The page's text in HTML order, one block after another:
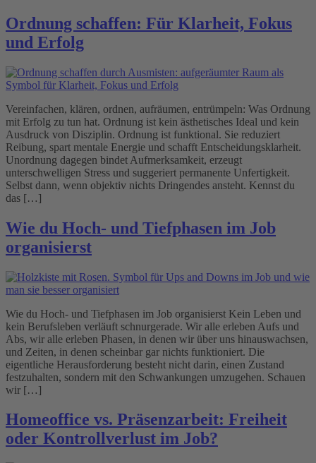
Ordnung schaffen: Für Klarheit, Fokus
und Erfolg
Vereinfachen, klären, ordnen, aufräumen, entrümpeln: Was Ordnung
mit Erfolg zu tun hat. Ordnung ist kein ästhetisches Ideal und kein
Ausdruck von Disziplin. Ordnung ist funktional. Sie reduziert
Reibung, spart mentale Energie und schafft Entscheidungsklarheit.
Unordnung dagegen bindet Aufmerksamkeit, erzeugt
unterschwelligen Stress und suggeriert permanente Unfertigkeit.
Selbst dann, wenn objektiv nichts Dringendes ansteht. Kennst du
das […]
Wie du Hoch- und Tiefphasen im Job
organisierst
Wie du Hoch- und Tiefphasen im Job organisierst Kein Leben und
kein Berufsleben verläuft schnurgerade. Wir alle erleben Aufs und
Abs, wir alle erleben Phasen, in denen wir über uns hinauswachsen,
und Zeiten, in denen scheinbar gar nichts funktioniert. Die
eigentliche Herausforderung besteht nicht darin, einen Zustand
festzuhalten, sondern mit den Schwankungen umzugehen. Schauen
wir […]
Homeoffice vs. Präsenzarbeit: Freiheit
oder Kontrollverlust im Job?